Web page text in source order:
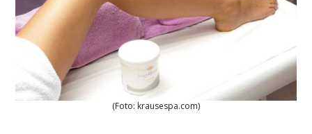
(Foto: krausespa.com)